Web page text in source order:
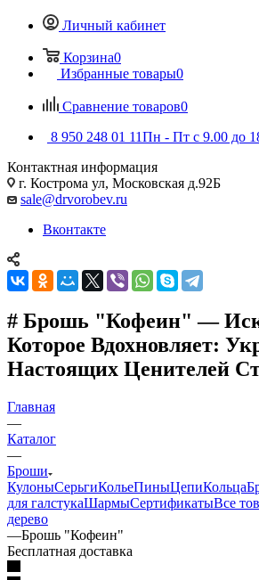
Личный кабинет
Корзина0
Избранные товары0
Сравнение товаров0
8 950 248 01 11Пн - Пт с 9.00 до
Контактная информация
г. Кострома ул, Московская д.92Б
sale@drvorobev.ru
Вконтакте
# Брошь "Кофеин" —
Которое Вдохновляет:
Настоящих Ценителей
Главная
—
Каталог
—
Броши
КулоныСерьгиКольеПиныЦепиКольца
для галстукаШармыСертификатыВсе
дерево
—Брошь "Кофеин"
Бесплатная доставка